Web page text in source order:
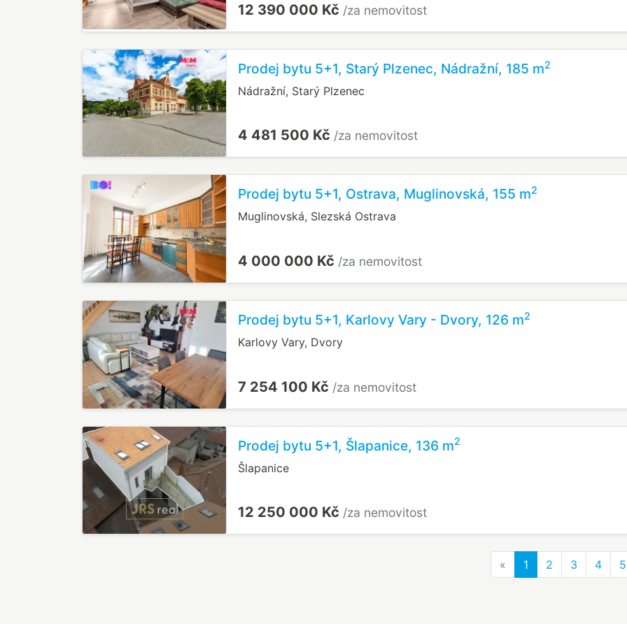
12 390 000 Kč /za nemovitost
Prodej bytu 5+1, Starý Plzenec, Nádražní, 185 m2
Nádražní, Starý Plzenec
4 481 500 Kč /za nemovitost
Prodej bytu 5+1, Ostrava, Muglinovská, 155 m2
Muglinovská, Slezská Ostrava
4 000 000 Kč /za nemovitost
Prodej bytu 5+1, Karlovy Vary - Dvory, 126 m2
Karlovy Vary, Dvory
7 254 100 Kč /za nemovitost
Prodej bytu 5+1, Šlapanice, 136 m2
Šlapanice
12 250 000 Kč /za nemovitost
« Previous
1 2 3 4 5